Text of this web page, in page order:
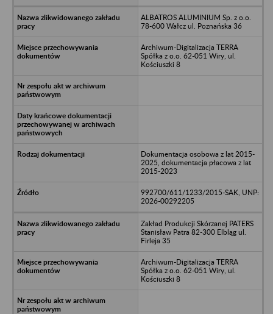
ALBATROS ALUMINIUM Sp. z o.o.
78-600 Wałcz ul. Poznańska 36
Archiwum-Digitalizacja TERRA
Spółka z o.o. 62-051 Wiry, ul.
Kościuszki 8
Dokumentacja osobowa z lat 2015-
2025, dokumentacja płacowa z lat
2015-2023
992700/611/1233/2015-SAK, UNP:
2026-00292205
Zakład Produkcji Skórzanej PATERS
Stanisław Patra 82-300 Elbląg ul.
Firleja 35
Archiwum-Digitalizacja TERRA
Spółka z o.o. 62-051 Wiry, ul.
Kościuszki 8